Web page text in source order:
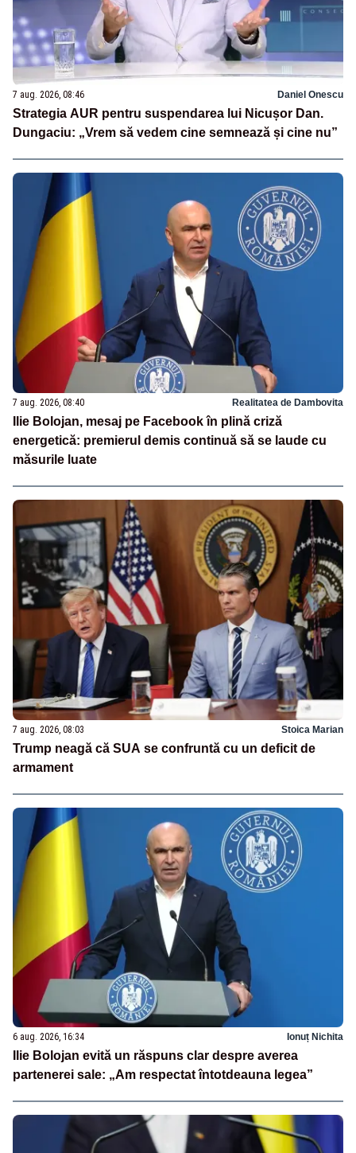
7 aug. 2026, 08:46 Daniel Onescu
Strategia AUR pentru suspendarea lui Nicușor Dan.
Dungaciu: „Vrem să vedem cine semnează și cine nu”
7 aug. 2026, 08:40 Realitatea de Dambovita
Ilie Bolojan, mesaj pe Facebook în plină criză
energetică: premierul demis continuă să se laude cu
măsurile luate
7 aug. 2026, 08:03 Stoica Marian
Trump neagă că SUA se confruntă cu un deficit de
armament
6 aug. 2026, 16:34 Ionuț Nichita
Ilie Bolojan evită un răspuns clar despre averea
partenerei sale: „Am respectat întotdeauna legea”